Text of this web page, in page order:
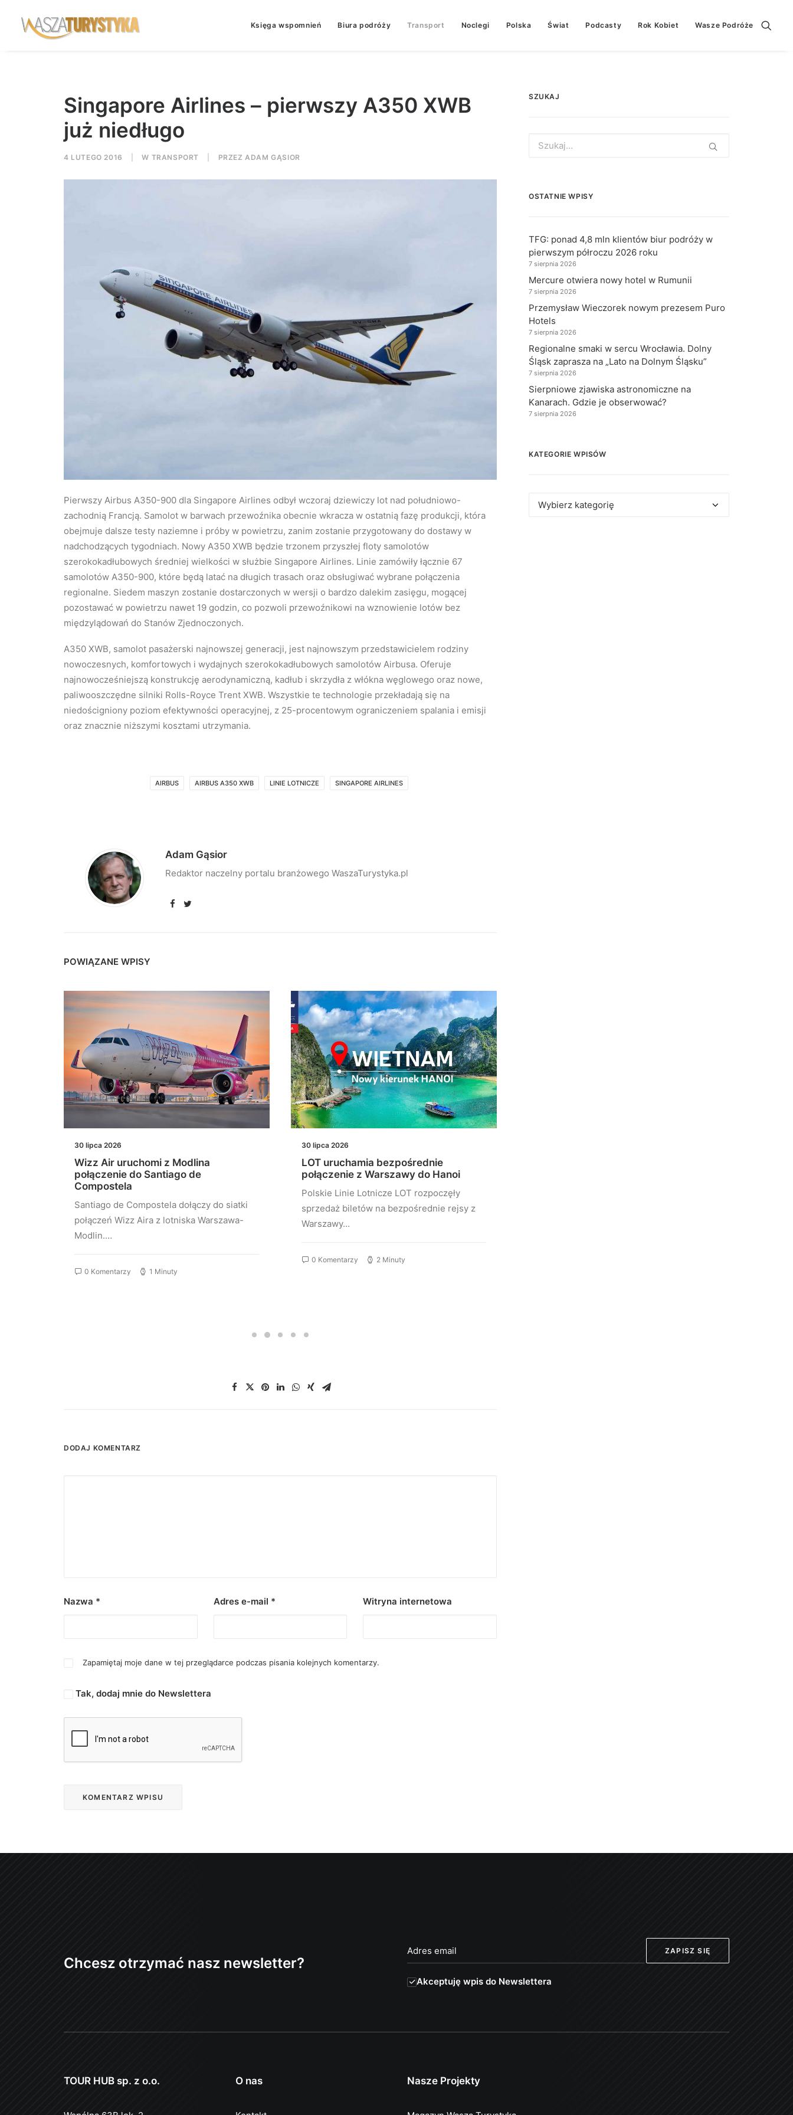
Księga wspomnień Biura podróży Transport Noclegi Polska Świat Podcasty Rok Kobiet Wasze Podróże
Singapore Airlines – pierwszy A350 XWB
już niedługo
4 LUTEGO 2016 W TRANSPORT PRZEZADAM GĄSIOR
Pierwszy Airbus A350-900 dla Singapore Airlines odbył wczoraj dziewiczy lot nad południowo-
zachodnią Francją. Samolot w barwach przewoźnika obecnie wkracza w ostatnią fazę produkcji, która
obejmuje dalsze testy naziemne i próby w powietrzu, zanim zostanie przygotowany do dostawy w
nadchodzących tygodniach. Nowy A350 XWB będzie trzonem przyszłej floty samolotów
szerokokadłubowych średniej wielkości w służbie Singapore Airlines. Linie zamówiły łącznie 67
samolotów A350-900, które będą latać na długich trasach oraz obsługiwać wybrane połączenia
regionalne. Siedem maszyn zostanie dostarczonych w wersji o bardzo dalekim zasięgu, mogącej
pozostawać w powietrzu nawet 19 godzin, co pozwoli przewoźnikowi na wznowienie lotów bez
międzylądowań do Stanów Zjednoczonych.
A350 XWB, samolot pasażerski najnowszej generacji, jest najnowszym przedstawicielem rodziny
nowoczesnych, komfortowych i wydajnych szerokokadłubowych samolotów Airbusa. Oferuje
najnowocześniejszą konstrukcję aerodynamiczną, kadłub i skrzydła z włókna węglowego oraz nowe,
paliwooszczędne silniki Rolls-Royce Trent XWB. Wszystkie te technologie przekładają się na
niedościgniony poziom efektywności operacyjnej, z 25-procentowym ograniczeniem spalania i emisji
oraz znacznie niższymi kosztami utrzymania.
AIRBUS AIRBUS A350 XWB LINIE LOTNICZE SINGAPORE AIRLINES
Adam Gąsior
Redaktor naczelny portalu branżowego WaszaTurystyka.pl
POWIĄZANE WPISY
30 lipca 2026
Wizz Air uruchomi z Modlina
połączenie do Santiago de
Compostela
Santiago de Compostela dołączy do siatki
połączeń Wizz Aira z lotniska Warszawa-
Modlin.…
0 Komentarzy 1 Minuty
30 lipca 2026
LOT uruchamia bezpośrednie
połączenie z Warszawy do Hanoi
Polskie Linie Lotnicze LOT rozpoczęły
sprzedaż biletów na bezpośrednie rejsy z
Warszawy…
0 Komentarzy 2 Minuty
DODAJ KOMENTARZ
Nazwa * Adres e-mail * Witryna internetowa
Zapamiętaj moje dane w tej przeglądarce podczas pisania kolejnych komentarzy.
Tak, dodaj mnie do Newslettera
SZUKAJ
for:
OSTATNIE WPISY
TFG: ponad 4,8 mln klientów biur podróży w
pierwszym półroczu 2026 roku
7 sierpnia 2026
Mercure otwiera nowy hotel w Rumunii
7 sierpnia 2026
Przemysław Wieczorek nowym prezesem Puro
Hotels
7 sierpnia 2026
Regionalne smaki w sercu Wrocławia. Dolny
Śląsk zaprasza na „Lato na Dolnym Śląsku”
7 sierpnia 2026
Sierpniowe zjawiska astronomiczne na
Kanarach. Gdzie je obserwować?
7 sierpnia 2026
KATEGORIE WPISÓW
Kategorie
Chcesz otrzymać nasz newsletter?
Akceptuję wpis do Newslettera
TOUR HUB sp. z o.o. O nas Nasze Projekty